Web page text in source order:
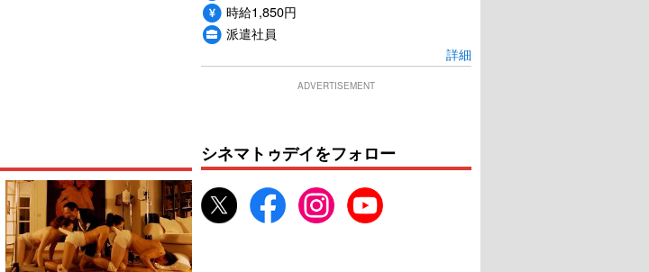
時給1,850円
派遣社員
詳細
ADVERTISEMENT
シネマトゥデイをフォロー